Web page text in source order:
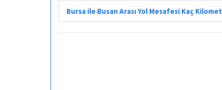
Bursa ile Busan Arası Yol Mesafesi Kaç